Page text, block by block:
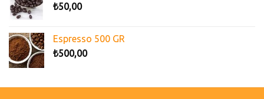
₺50,00
Espresso 500 GR
₺500,00